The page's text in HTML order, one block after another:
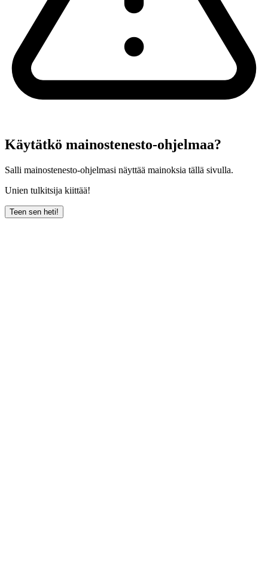
Käytätkö mainostenesto-ohjelmaa?
Salli mainostenesto-ohjelmasi näyttää mainoksia tällä sivulla.
Unien tulkitsija kiittää!
Teen sen heti!